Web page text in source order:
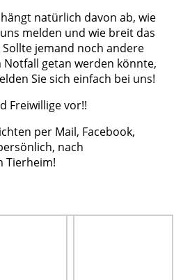
natürlich davon ab, wie
melden und wie breit das
jemand noch andere
Notfall getan werden könnte,
Sie sich einfach bei uns!
Freiwillige vor!!
per Mail, Facebook,
nach
Tierheim!